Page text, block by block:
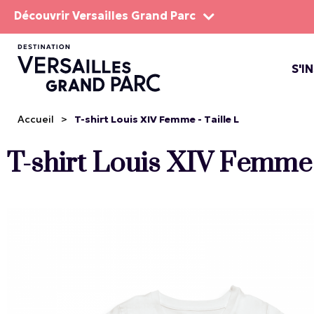
Découvrir Versailles Grand Parc
Accueil > T-shirt Louis XIV Femme - Taille L
T-shirt Louis XIV